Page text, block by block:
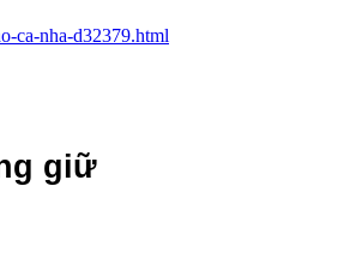
ca-nha-d32379.html
giữ